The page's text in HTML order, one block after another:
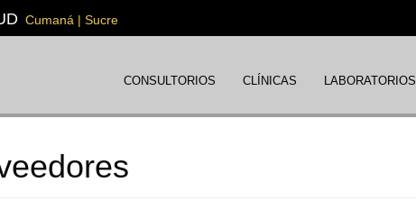
Cumaná | Sucre
CONSULTORIOS CLÍNICAS LABORATORIOS